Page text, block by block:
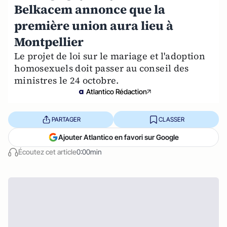
Belkacem annonce que la
première union aura lieu à
Montpellier
Le projet de loi sur le mariage et l'adoption
homosexuels doit passer au conseil des
ministres le 24 octobre.
Atlantico Rédaction
Écoutez cet article0:00min
PARTAGER CLASSER
Ajouter Atlantico en favori sur Google